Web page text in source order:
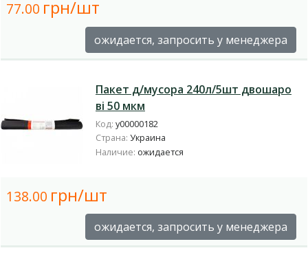
77.00 грн/шт
ожидается, запросить у менеджера
Пакет д/мусора 240л/5шт двошаро
ві 50 мкм
Код: у00000182
Страна: Украина
Наличие: ожидается
138.00 грн/шт
ожидается, запросить у менеджера